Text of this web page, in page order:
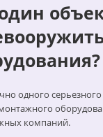
одного
компаний.